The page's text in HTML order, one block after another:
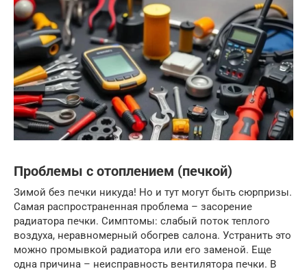
Проблемы с отоплением (печкой)
Зимой без печки никуда! Но и тут могут быть сюрпризы.
Самая распространенная проблема – засорение
радиатора печки. Симптомы: слабый поток теплого
воздуха, неравномерный обогрев салона. Устранить это
можно промывкой радиатора или его заменой. Еще
одна причина – неисправность вентилятора печки. В